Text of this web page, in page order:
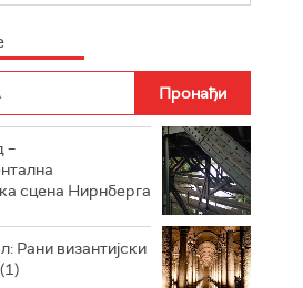
РАДИО РОКЕНРОЛЕР
РАДИО ЏУБОКС
РАДИО ВРТЕШКА
РАДИО ЏЕЗЕР
–
сцена Нирнберга
Рани византијски